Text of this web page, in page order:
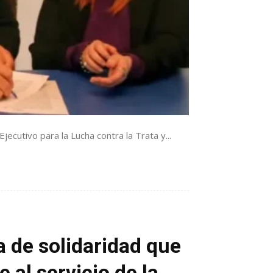
para la Lucha contra la Trata y...
de solidaridad que